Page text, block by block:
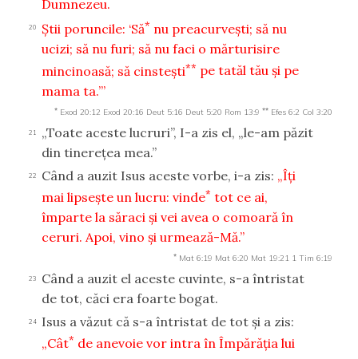
Dumnezeu.
20 Ştii poruncile: ‘Să* nu preacurveşti; să nu
ucizi; să nu furi; să nu faci o mărturisire
mincinoasă; să cinsteşti** pe tatăl tău şi pe
mama ta.’”
* Exod 20:12 Exod 20:16 Deut 5:16 Deut 5:20 Rom 13:9 ** Efes 6:2 Col 3:20
21
„Toate aceste lucruri”, I-a zis el, „le-am păzit
din tinereţea mea.”
22 Când a auzit Isus aceste vorbe, i-a zis: „Îţi
mai lipseşte un lucru: vinde* tot ce ai,
împarte la săraci şi vei avea o comoară în
ceruri. Apoi, vino şi urmează-Mă.”
* Mat 6:19 Mat 6:20 Mat 19:21 1 Tim 6:19
23
Când a auzit el aceste cuvinte, s-a întristat
de tot, căci era foarte bogat.
24
Isus a văzut că s-a întristat de tot şi a zis:
„Cât* de anevoie vor intra în Împărăţia lui